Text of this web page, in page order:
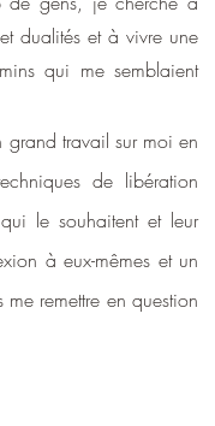
dualités et à vivre une
qui me semblaient
grand travail sur moi en
de libération
le souhaitent et leur
à eux-mêmes et un
remettre en question